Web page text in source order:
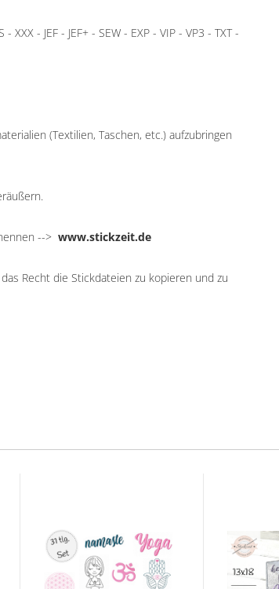
- JEF - JEF+ - SEW - EXP - VIP - VP3 - TXT -
(Textilien, Taschen, etc.) aufzubringen
--> www.stickzeit.de
Recht die Stickdateien zu kopieren und zu